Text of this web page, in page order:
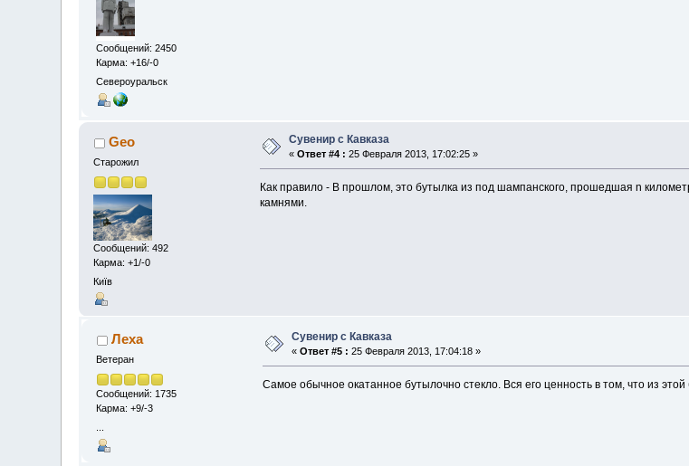
Сообщений: 2450
Карма: +16/-0
Североуральск
Geo
Старожил
Сообщений: 492
Карма: +1/-0
Київ
Сувенир с Кавказа
«Ответ #4 : 25 Февраля 2013, 17:02:25 »
Как правило - В прошлом, это бутылка из под шампанского, прошедшая n
камнями.
Леха
Ветеран
Сообщений: 1735
Карма: +9/-3
...
Сувенир с Кавказа
«Ответ #5 : 25 Февраля 2013, 17:04:18 »
Самое обычное окатанное бутылочно стекло. Вся его ценность в том, что из